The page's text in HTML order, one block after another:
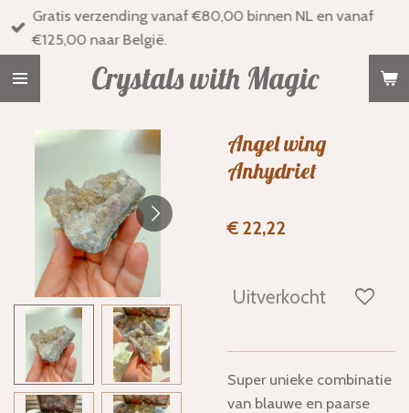
Ga
direct
Crystals with Magic
Gratis verzending vanaf €80,00 binnen NL en vanaf
€125,00 naar België.
Angel wing
Anhydriet
€ 22,22
Uitverkocht
Super unieke combinatie
van blauwe en paarse